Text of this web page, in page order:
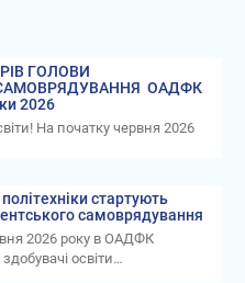
ГОЛОВИ
ОАДФК
2026
На початку червня 2026
стартують
самоврядування
2026 року в ОАДФК
освіти…